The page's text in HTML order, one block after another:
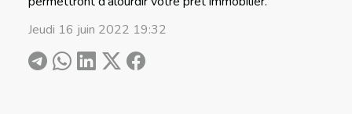
Jeudi 16 juin 2022 19:32